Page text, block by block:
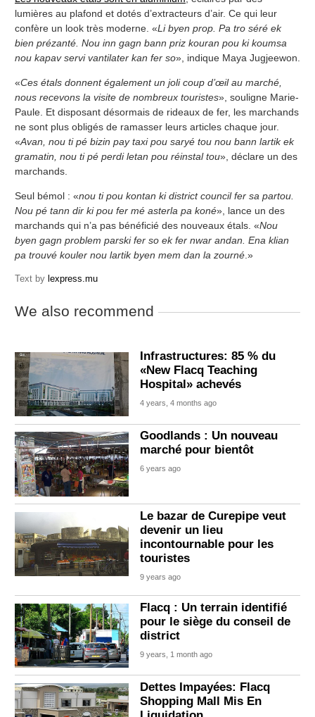
lumières au plafond et dotés d’extracteurs d’air. Ce qui leur
confère un look très moderne. «Li byen prop. Pa tro séré ek
bien prézanté. Nou inn gagn bann priz kouran pou ki koumsa
nou kapav servi vantilater kan fer so», indique Maya Jugjeewon.
«Ces étals donnent également un joli coup d’œil au marché,
nous recevons la visite de nombreux touristes», souligne Marie-
Paule. Et disposant désormais de rideaux de fer, les marchands
ne sont plus obligés de ramasser leurs articles chaque jour.
«Avan, nou ti pé bizin pay taxi pou saryé tou nou bann lartik ek
gramatin, nou ti pé perdi letan pou réinstal tou», déclare un des
marchands.
Seul bémol : «nou ti pou kontan ki district council fer sa partou.
Nou pé tann dir ki pou fer mé asterla pa koné», lance un des
marchands qui n’a pas bénéficié des nouveaux étals. «Nou
byen gagn problem parski fer so ek fer nwar andan. Ena klian
pa trouvé kouler nou lartik byen mem dan la zourné.»
Text by lexpress.mu
We also recommend
Infrastructures: 85 % du
«New Flacq Teaching
Hospital» achevés
4 years, 4 months ago
Goodlands : Un nouveau
marché pour bientôt
6 years ago
Le bazar de Curepipe veut
devenir un lieu
incontournable pour les
touristes
9 years ago
Flacq : Un terrain identifié
pour le siège du conseil de
district
9 years, 1 month ago
Dettes Impayées: Flacq
Shopping Mall Mis En